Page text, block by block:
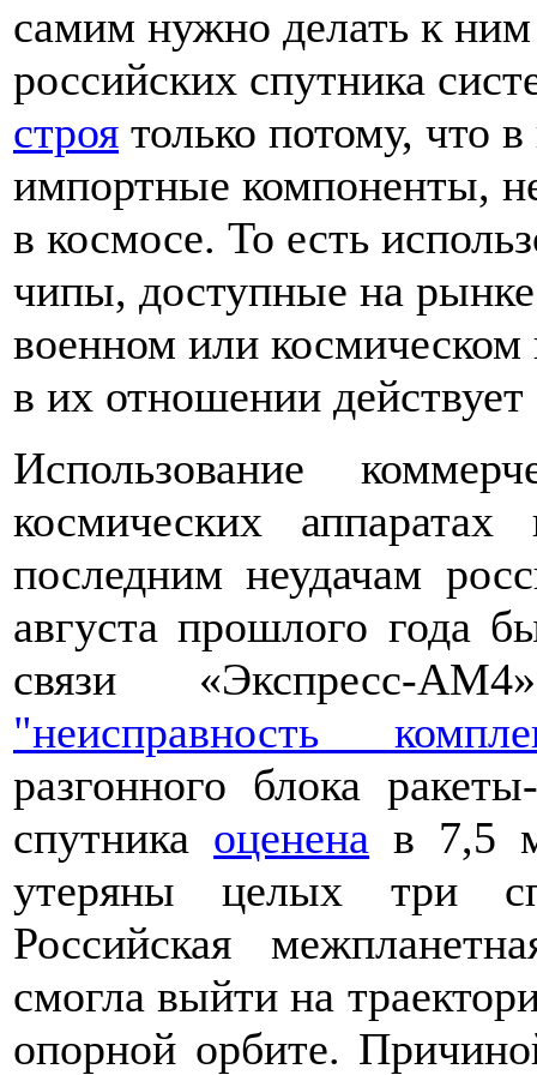
самим нужно делать к
российских спутника
строя только потому, что
импортные компоненты,
в космосе. То есть
чипы, доступные на
военном или
в их отношении
Использование
космических
последним неудачам
августа прошлого года
связи «Экспресс-
"неисправность
разгонного блока
спутника оценена в 7,5
утеряны целых три
Российская
смогла выйти на
опорной орбите.